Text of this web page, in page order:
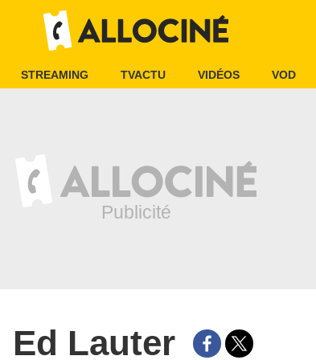
STREAMING TVACTU VIDÉOS VOD
Ed Lauter